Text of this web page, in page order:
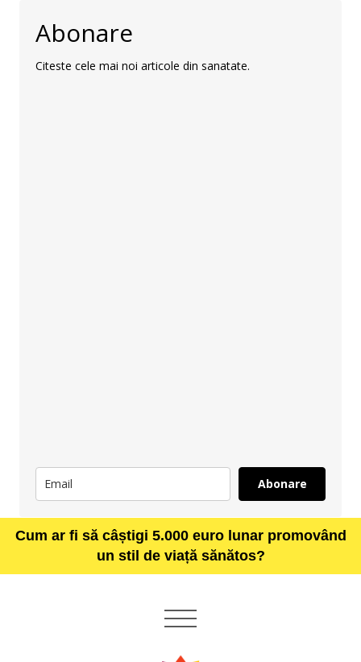
Abonare
Citeste cele mai noi articole din sanatate.
Abonare
Cum ar fi să câștigi 5.000 euro lunar promovând
un stil de viață sănătos?